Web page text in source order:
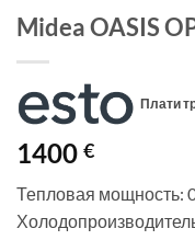
Midea OASIS
Плати
1400 €
Тепловая мощность: